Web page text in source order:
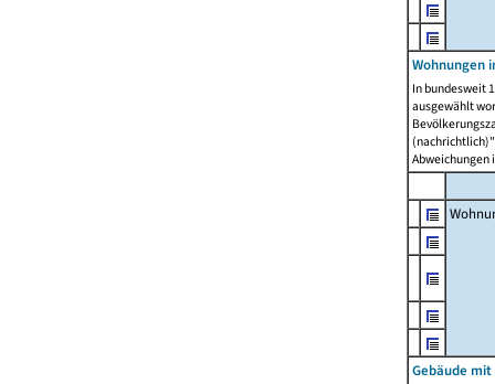
Wohnungen
In bundesweit
ausgewählt
Abweichungen
Gebäude